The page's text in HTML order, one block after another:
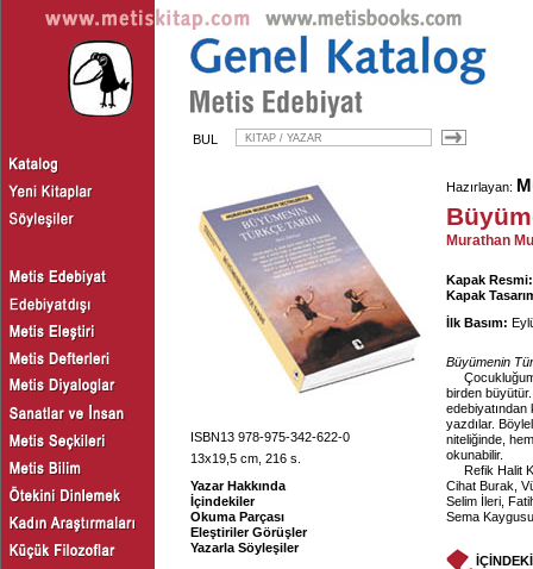
BUL
ISBN13 978-975-342-622-0
13x19,5 cm, 216 s.
Yazar Hakkında
İçindekiler
Okuma Parçası
Eleştiriler Görüşler
Yazarla Söyleşiler
Hazırlayan:
Murathan
Kapak Resmi:
Kapak
İlk Basım:
Büyümenin
birden
yazdılar.
niteliğinde,
okunabilir.
Refik Halit
Cihat Burak,
Selim İleri,
Sema